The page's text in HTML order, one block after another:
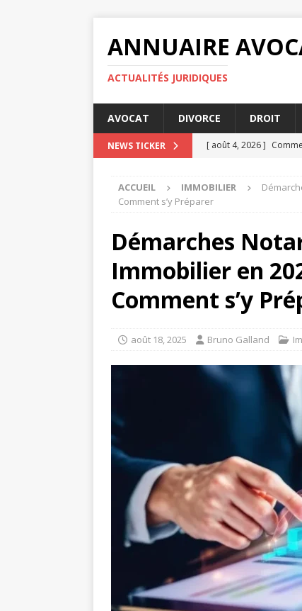
ANNUAIRE
ACTUALITÉS JURIDIQUES
AVOCAT DIVORCE DROIT
NEWS TICKER [ août 4, 2026 ]
[ juillet 27, 2026 ] Les
[ août 8, 2026 ] 5
ACCUEIL IMMOBILIER
Comment s’y Préparer
Démarches
Immobilier en
Comment s’y
août 18, 2025 Bruno Galland